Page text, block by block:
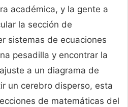
académica, y la gente a
la sección de
sistemas de ecuaciones
pesadilla y encontrar la
a un diagrama de
un cerebro disperso, esta
de matemáticas del